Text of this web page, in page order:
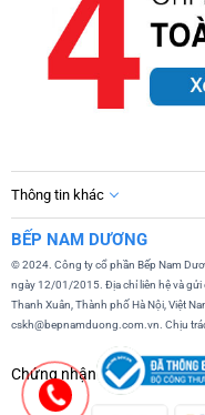
Thông tin khác
BẾP NAM DƯƠNG
© 2024. Công ty cổ phần Bếp Nam
ngày 12/01/2015. Địa chỉ liên hệ và
Thanh Xuân, Thành phố Hà Nội, Việt
cskh@bepnamduong.com.vn. Chịu
Chứng nhận